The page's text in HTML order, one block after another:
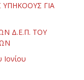
ΓΙΑ
Δ.Ε.Π. ΤΟΥ